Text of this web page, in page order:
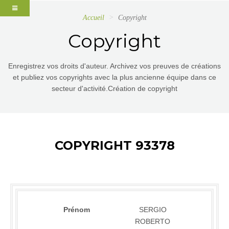
Accueil Copyright
Copyright
Enregistrez vos droits d'auteur. Archivez vos preuves de créations
et publiez vos copyrights avec la plus ancienne équipe dans ce
secteur d'activité.Création de copyright
COPYRIGHT 93378
Prénom
SERGIO
ROBERTO